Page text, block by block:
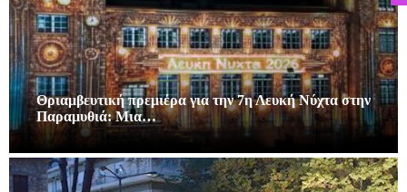
Θριαμβευτική πρεμιέρα για την 7η Λευκή Νύχτα στην
Παραμυθιά: Μια…